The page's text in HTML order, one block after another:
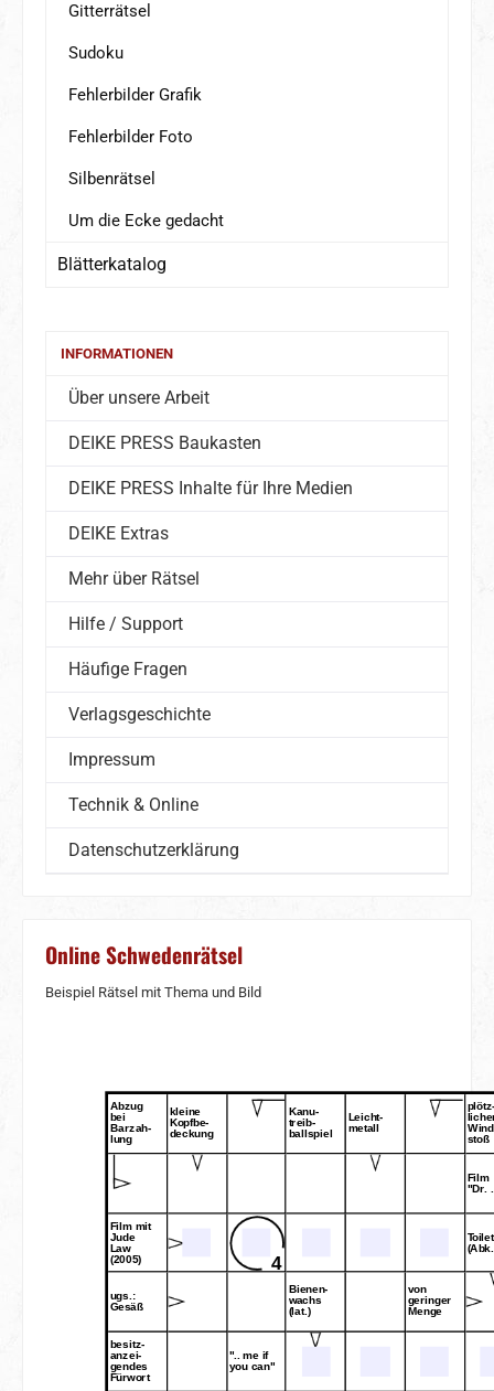
Gitterrätsel
Sudoku
Fehlerbilder Grafik
Fehlerbilder Foto
Silbenrätsel
Um die Ecke gedacht
Blätterkatalog
INFORMATIONEN
Über unsere Arbeit
DEIKE PRESS Baukasten
DEIKE PRESS Inhalte für Ihre Medien
DEIKE Extras
Mehr über Rätsel
Hilfe / Support
Häufige Fragen
Verlagsgeschichte
Impressum
Technik & Online
Datenschutzerklärung
Online Schwedenrätsel
Beispiel Rätsel mit Thema und Bild